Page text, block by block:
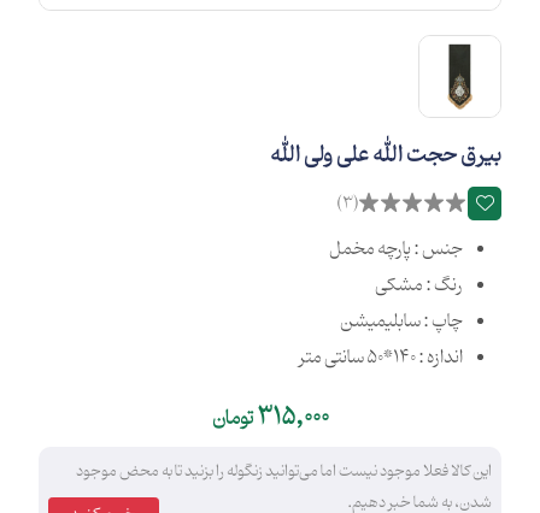
بیرق حجت الله علی ولی الله
(3)
جنس : پارچه مخمل
رنگ : مشکی
چاپ : سابلیمیشن
اندازه : 140*50 سانتی متر
315,000تومان
این کالا فعلا موجود نیست اما می‌توانید زنگوله را بزنید تا به محض موجود
شدن، به شما خبر دهیم.